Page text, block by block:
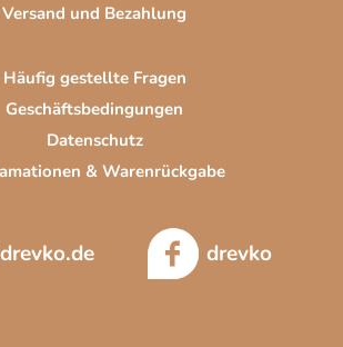
Versand und Bezahlung
Häufig gestellte Fragen
Geschäftsbedingungen
Datenschutz
& Warenrückgabe
drevko